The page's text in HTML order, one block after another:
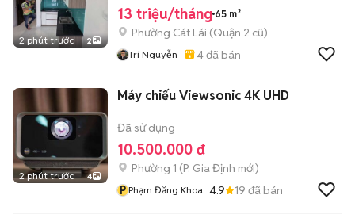
2 phút trước 2
13 triệu/tháng 65 m²
Phường Cát Lái (Quận 2 cũ)
Trí Nguyễn 4đã bán
2 phút trước 4
Máy chiếu Viewsonic 4K UHD
Đã sử dụng
10.500.000 đ
Phường 1 (P. Gia Định mới)
P Phạm Đăng Khoa 4.9 19 đã bán